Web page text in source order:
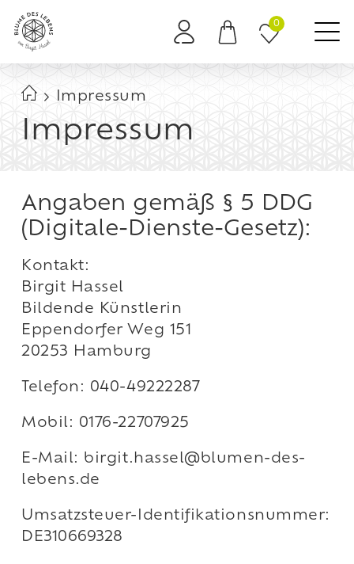
0
Impressum
Impressum
Angaben gemäß § 5 DDG
(Digitale-Dienste-Gesetz):
Kontakt:
Birgit Hassel
Bildende Künstlerin
Eppendorfer Weg 151
20253 Hamburg
Telefon: 040-49222287
Mobil: 0176-22707925
E-Mail: birgit.hassel@blumen-des-
lebens.de
Umsatzsteuer-Identifikationsnummer:
DE310669328